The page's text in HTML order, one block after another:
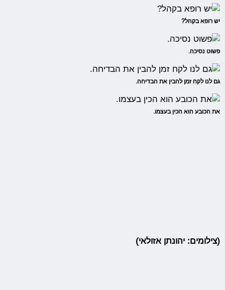
יש רופא בקהל?
פשוט נסיכה.
גם לנו לקח זמן להבין את הבדיחה.
את הכובע הוא הכין בעצמו.
(צילומים: יהונתן אזולאי)